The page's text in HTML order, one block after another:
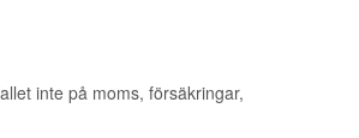
inte på moms, försäkringar,